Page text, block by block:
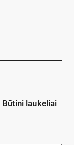
Būtini laukeliai